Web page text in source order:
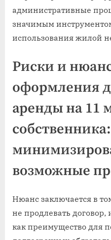
административные
значимым
использования жилой
Риски и
оформления
аренды на 11
возможные
Нюанс заключается в
не продлевать договор,
как преимущество для